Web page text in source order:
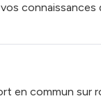
en commun sur